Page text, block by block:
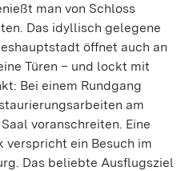
man von Schloss
Das idyllisch gelegene
öffnet auch an
Türen – und lockt mit
Bei einem Rundgang
am
voranschreiten. Eine
verspricht ein Besuch im
Das beliebte Ausflugsziel